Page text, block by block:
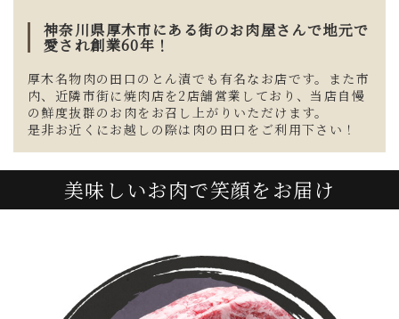
神奈川県厚木市にある街のお肉屋さんで地元で
愛され創業60年！
厚木名物肉の田口のとん漬でも有名なお店です。また市
内、近隣市街に焼肉店を2店舗営業しており、当店自慢
の鮮度抜群のお肉をお召し上がりいただけます。
是非お近くにお越しの際は肉の田口をご利用下さい！
美味しいお肉で笑顔をお届け